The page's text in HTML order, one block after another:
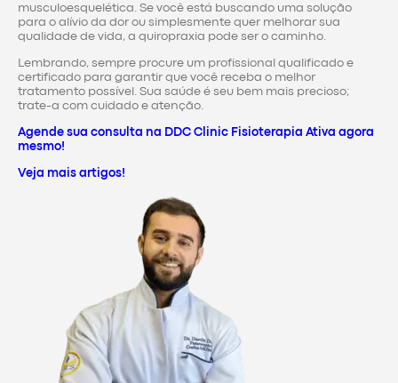
musculoesquelética. Se você está buscando uma solução
para o alívio da dor ou simplesmente quer melhorar sua
qualidade de vida, a quiropraxia pode ser o caminho.
Lembrando, sempre procure um profissional qualificado e
certificado para garantir que você receba o melhor
tratamento possível. Sua saúde é seu bem mais precioso;
trate-a com cuidado e atenção.
Agende sua consulta na DDC Clinic Fisioterapia Ativa agora
mesmo!
Veja mais artigos!